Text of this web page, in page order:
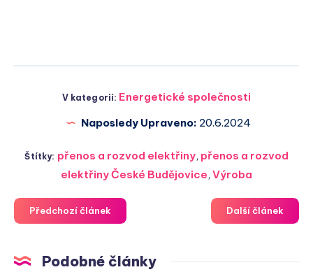
V kategorii: Energetické společnosti
Naposledy Upraveno: 20.6.2024
Štítky: přenos a rozvod elektřiny, přenos a rozvod
elektřiny České Budějovice, Výroba
Předchozí článek Další článek
Podobné články